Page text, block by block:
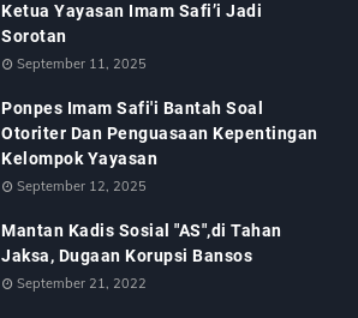
Ketua Yayasan Imam Safi’i Jadi
Sorotan
September 11, 2025
Ponpes Imam Safi'i Bantah Soal
Otoriter Dan Penguasaan Kepentingan
Kelompok Yayasan
September 12, 2025
Mantan Kadis Sosial "AS",di Tahan
Jaksa, Dugaan Korupsi Bansos
September 21, 2022